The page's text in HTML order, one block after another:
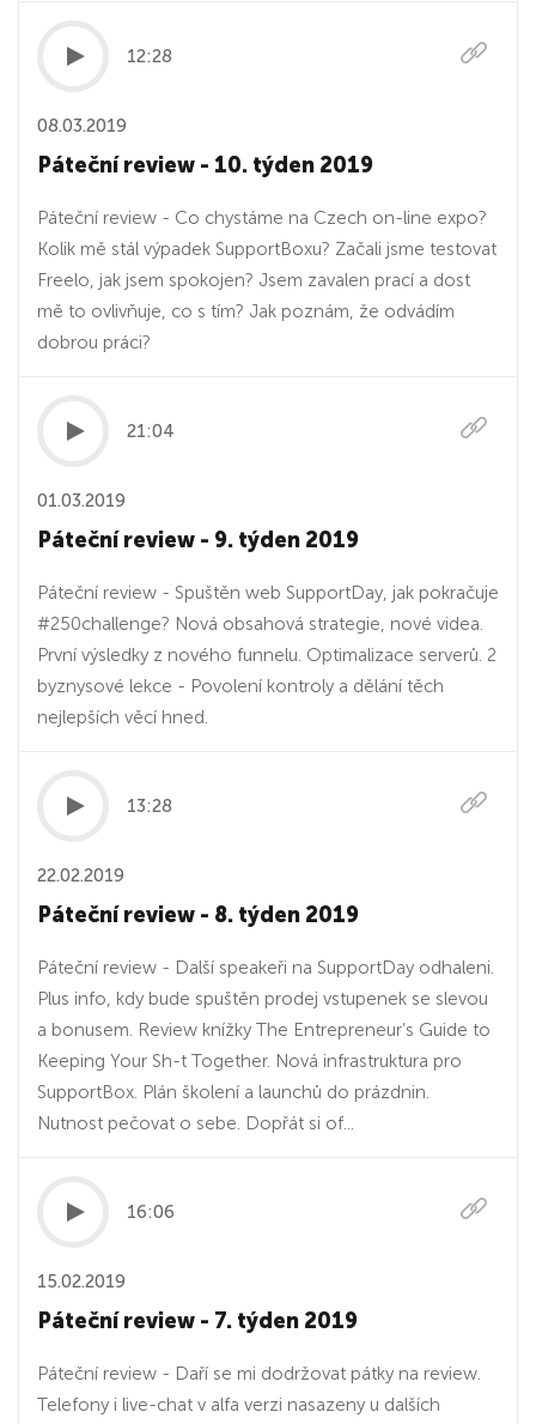
12:28
08.03.2019
Páteční review - 10. týden 2019
Páteční review - Co chystáme na Czech on-line expo?
Kolik mě stál výpadek SupportBoxu? Začali jsme testovat
Freelo, jak jsem spokojen? Jsem zavalen prací a dost
mě to ovlivňuje, co s tím? Jak poznám, že odvádím
dobrou práci?
21:04
01.03.2019
Páteční review - 9. týden 2019
Páteční review - Spuštěn web SupportDay, jak pokračuje
#250challenge? Nová obsahová strategie, nové videa.
První výsledky z nového funnelu. Optimalizace serverů. 2
byznysové lekce - Povolení kontroly a dělání těch
nejlepších věcí hned.
13:28
22.02.2019
Páteční review - 8. týden 2019
Páteční review - Další speakeři na SupportDay odhaleni.
Plus info, kdy bude spuštěn prodej vstupenek se slevou
a bonusem. Review knížky The Entrepreneur’s Guide to
Keeping Your Sh-t Together. Nová infrastruktura pro
SupportBox. Plán školení a launchů do prázdnin.
Nutnost pečovat o sebe. Dopřát si of...
16:06
15.02.2019
Páteční review - 7. týden 2019
Páteční review - Daří se mi dodržovat pátky na review.
Telefony i live-chat v alfa verzi nasazeny u dalších